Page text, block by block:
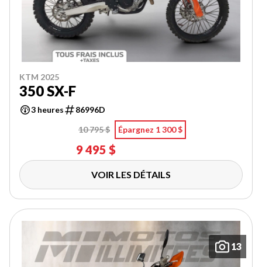
KTM 2025
350 SX-F
3 heures
86996D
10 795 $
Épargnez 1 300 $
9 495 $
VOIR LES DÉTAILS
13